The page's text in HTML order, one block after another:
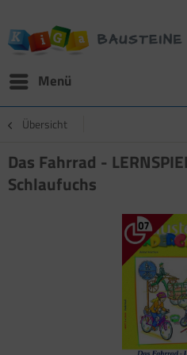
Menü
Übersicht
Das Fahrrad -
Schlaufuchs